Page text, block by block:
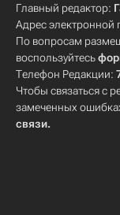
Главный редактор:
Адрес электронной
По вопросам
воспользуйтесь
Телефон Редакции:
Чтобы связаться с
замеченных
связи.